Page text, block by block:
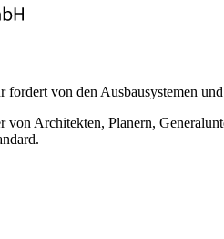
fordert von den Ausbausystemen
von Architekten, Planern,